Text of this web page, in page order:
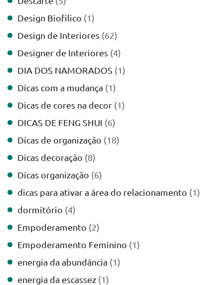
Design Biofilico (1)
Design de Interiores (62)
Designer de Interiores (4)
DIA DOS NAMORADOS (1)
Dicas com a mudança (1)
Dicas de cores na decor (1)
DICAS DE FENG SHUI (6)
Dicas de organização (18)
Dicas decoração (8)
Dicas organização (6)
dicas para ativar a área do relacionamento (1)
dormitório (4)
Empoderamento (2)
Empoderamento Feminino (1)
energia da abundância (1)
energia da escassez (1)